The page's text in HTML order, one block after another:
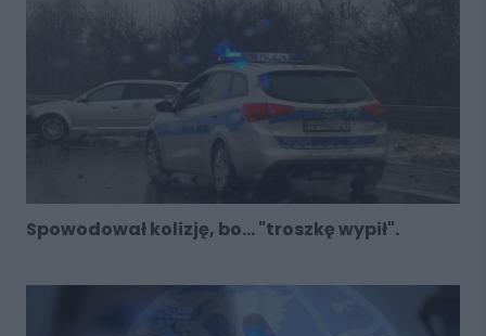
Spowodował kolizję, bo... "troszkę wypił".